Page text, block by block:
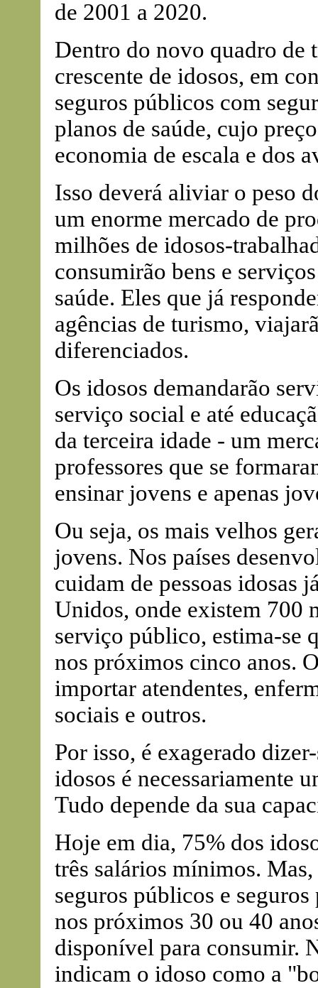
de 2001 a 2020.
Dentro do novo quadro de
crescente de idosos, em
seguros públicos com
planos de saúde, cujo
economia de escala e dos
Isso deverá aliviar o peso
um enorme mercado de
milhões de idosos-
consumirão bens e
saúde. Eles que já
agências de turismo,
diferenciados.
Os idosos demandarão
serviço social e até
da terceira idade - um
professores que se
ensinar jovens e apenas
Ou seja, os mais velhos
jovens. Nos países
cuidam de pessoas idosas
Unidos, onde existem 700
serviço público, estima-se
nos próximos cinco anos.
importar atendentes,
sociais e outros.
Por isso, é exagerado
idosos é necessariamente
Tudo depende da sua
Hoje em dia, 75% dos
três salários mínimos.
seguros públicos e
nos próximos 30 ou 40
disponível para consumir.
indicam o idoso como a